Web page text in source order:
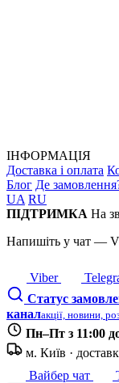
ІНФОРМАЦІЯ
Доставка і оплата
Блог Де
UA RU
ПІДТРИМКА На
Напишіть у чат —
Viber
Статус
каналакції, новини,
Пн–Пт з 11:00
м. Київ ·
Вайбер чат